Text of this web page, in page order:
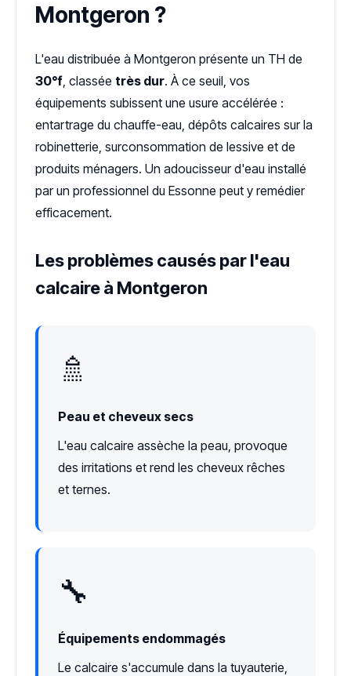
Montgeron ?
L'eau distribuée à Montgeron présente un TH de
30°f , classée très dur. À ce seuil, vos
équipements subissent une usure accélérée :
entartrage du chauffe-eau, dépôts calcaires sur la
robinetterie, surconsommation de lessive et de
produits ménagers. Un adoucisseur d'eau installé
par un professionnel du Essonne peut y remédier
efficacement.
Les problèmes causés par l'eau
calcaire à Montgeron
🚿
Peau et cheveux secs
L'eau calcaire assèche la peau, provoque
des irritations et rend les cheveux rêches
et ternes.
🔧
Équipements endommagés
Le calcaire s'accumule dans la tuyauterie,